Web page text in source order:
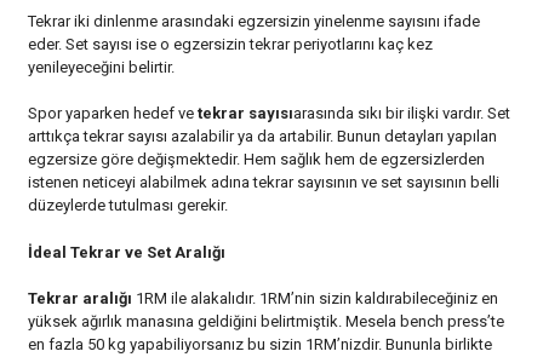
Tekrar iki dinlenme arasındaki egzersizin yinelenme sayısını ifade
eder. Set sayısı ise o egzersizin tekrar periyotlarını kaç kez
yenileyeceğini belirtir.
Spor yaparken hedef vetekrar sayısıarasında sıkı bir ilişki vardır. Set
arttıkça tekrar sayısı azalabilir ya da artabilir. Bunun detayları yapılan
egzersize göre değişmektedir. Hem sağlık hem de egzersizlerden
istenen neticeyi alabilmek adına tekrar sayısının ve set sayısının belli
düzeylerde tutulması gerekir.
İdeal Tekrar ve Set Aralığı
Tekrar aralığı 1RM ile alakalıdır. 1RM’nin sizin kaldırabileceğiniz en
yüksek ağırlık manasına geldiğini belirtmiştik. Mesela bench press’te
en fazla 50 kg yapabiliyorsanız bu sizin 1RM’nizdir. Bununla birlikte